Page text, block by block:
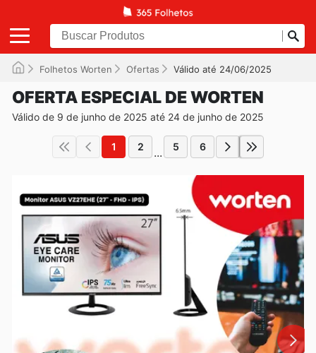
Folhetos Worten Ofertas Válido até 24/06/2025
OFERTA ESPECIAL DE WORTEN
Válido de 9 de junho de 2025 até 24 de junho de 2025
1 2 ... 5 6